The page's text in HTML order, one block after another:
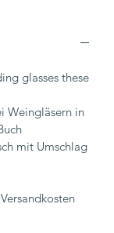
glasses these
Weingläsern in
mit Umschlag